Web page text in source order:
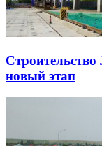
новый этап